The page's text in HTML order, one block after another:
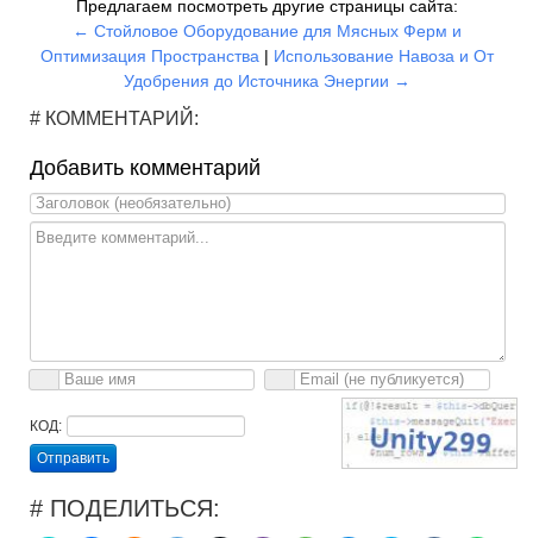
Предлагаем посмотреть другие страницы сайта:
← Стойловое Оборудование для Мясных Ферм и
Оптимизация Пространства | Использование Навоза и От
Удобрения до Источника Энергии →
# КОММЕНТАРИЙ:
Добавить комментарий
КОД:
Отправить
# ПОДЕЛИТЬСЯ: